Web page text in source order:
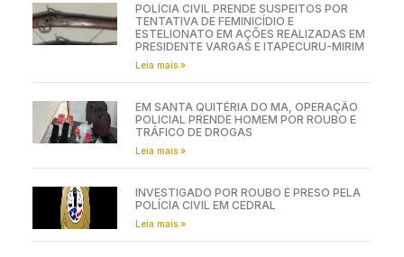
POLÍCIA CIVIL PRENDE SUSPEITOS POR
TENTATIVA DE FEMINICÍDIO E
ESTELIONATO EM AÇÕES REALIZADAS EM
PRESIDENTE VARGAS E ITAPECURU-MIRIM
Leia mais »
EM SANTA QUITÉRIA DO MA, OPERAÇÃO
POLICIAL PRENDE HOMEM POR ROUBO E
TRÁFICO DE DROGAS
Leia mais »
INVESTIGADO POR ROUBO É PRESO PELA
POLÍCIA CIVIL EM CEDRAL
Leia mais »